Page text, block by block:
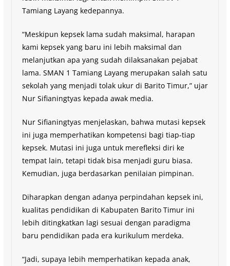
Tamiang Layang kedepannya.
“Meskipun kepsek lama sudah maksimal, harapan
kami kepsek yang baru ini lebih maksimal dan
melanjutkan apa yang sudah dilaksanakan pejabat
lama. SMAN 1 Tamiang Layang merupakan salah satu
sekolah yang menjadi tolak ukur di Barito Timur,” ujar
Nur Sifianingtyas kepada awak media.
Nur Sifianingtyas menjelaskan, bahwa mutasi kepsek
ini juga memperhatikan kompetensi bagi tiap-tiap
kepsek. Mutasi ini juga untuk merefleksi diri ke
tempat lain, tetapi tidak bisa menjadi guru biasa.
Kemudian, juga berdasarkan penilaian pimpinan.
Diharapkan dengan adanya perpindahan kepsek ini,
kualitas pendidikan di Kabupaten Barito Timur ini
lebih ditingkatkan lagi sesuai dengan paradigma
baru pendidikan pada era kurikulum merdeka.
“Jadi, supaya lebih memperhatikan kepada anak,